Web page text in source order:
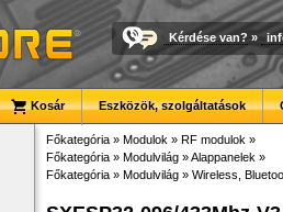
Kérdése van? »
Kosár Eszközök, szolgáltatások
Főkategória » Modulok » RF modulok »
Főkategória » Modulvilág »Alappanelek »
Főkategória » Modulvilág » Wireless,